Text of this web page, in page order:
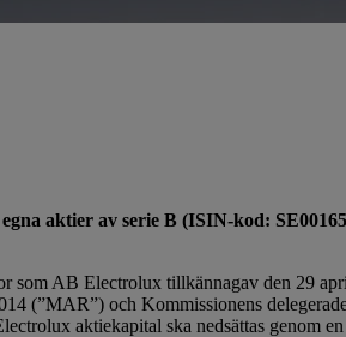
aktier av serie B (ISIN-kod:
som AB Electrolux tillkännagav den 29
(”MAR”) och Kommissionens
aktiekapital ska nedsättas genom